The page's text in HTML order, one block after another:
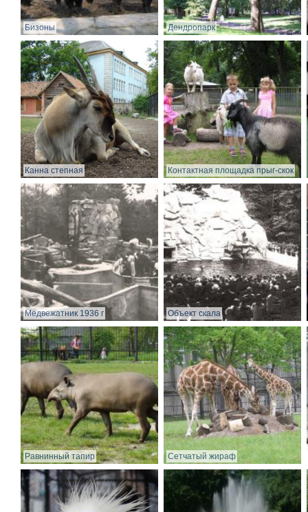
Бизоны Дендропарк
Канна степная Контактная площадка прыг-скок
Медвежатник 1936 г Объект скала
Равнинный тапир Сетчатый жираф